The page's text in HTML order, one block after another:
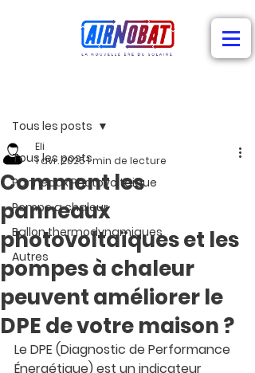
Tous les posts
Panneaux Photovoltaique
Pompe a chaleur
Ballon thermodynamiques
Autres
Tous les posts
Comment les
panneaux
photovoltaïques et les
pompes à chaleur
peuvent améliorer le
DPE de votre maison ?
Eli
1 avr. 20251 min de lecture
Le DPE (Diagnostic de Performance
Énergétique) est un indicateur